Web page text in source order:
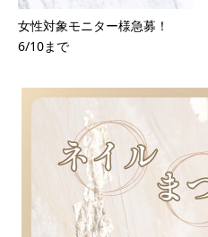
女性対象モニター様急募！
6/10まで